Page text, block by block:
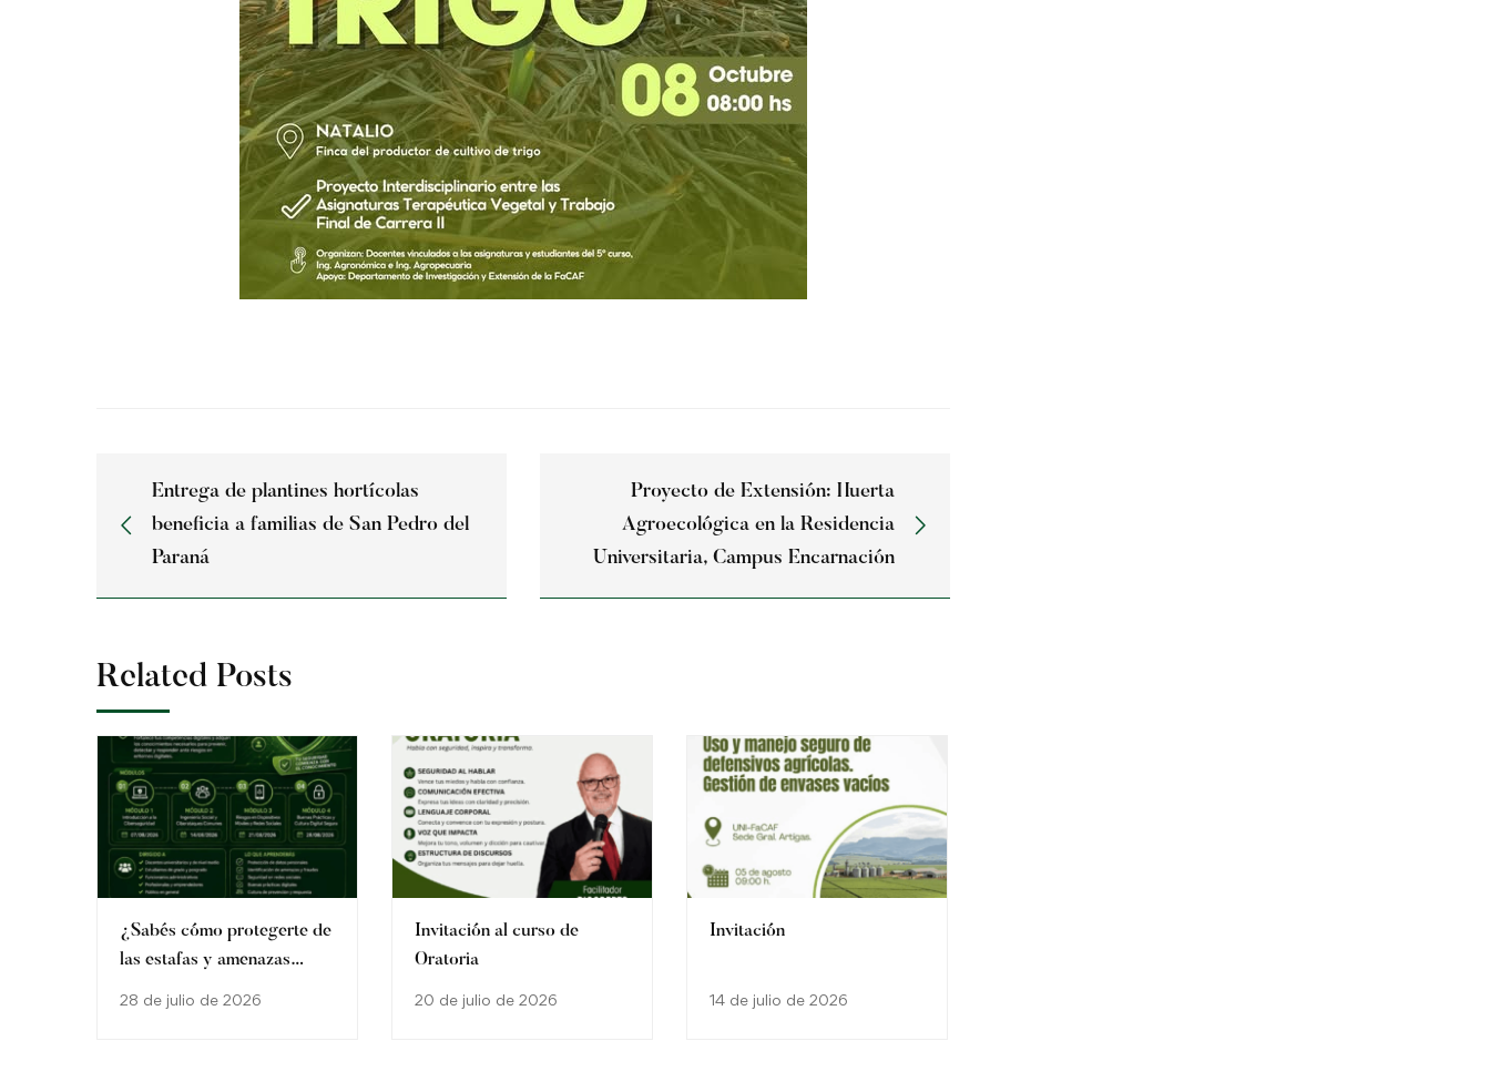
Entrega de plantines hortícolas
beneficia a familias de San Pedro del
Paraná
Proyecto de Extensión: Huerta
Agroecológica en la Residencia
Universitaria, Campus Encarnación
Related Posts
¿Sabés cómo protegerte de
las estafas y amenazas
28 de julio de 2026
Invitación al curso de
Oratoria
20 de julio de 2026
Invitación
14 de julio de 2026